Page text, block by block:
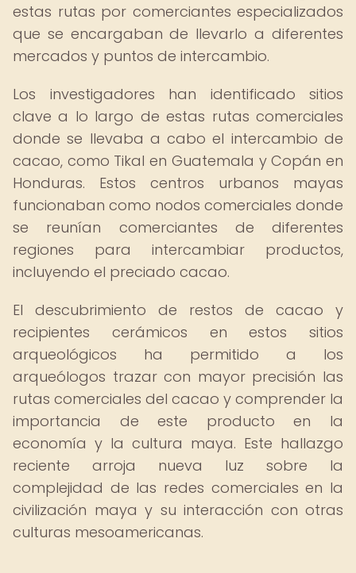
estas rutas por comerciantes especializados
que se encargaban de llevarlo a diferentes
mercados y puntos de intercambio.
Los investigadores han identificado sitios
clave a lo largo de estas rutas comerciales
donde se llevaba a cabo el intercambio de
cacao, como Tikal en Guatemala y Copán en
Honduras. Estos centros urbanos mayas
funcionaban como nodos comerciales donde
se reunían comerciantes de diferentes
regiones para intercambiar productos,
incluyendo el preciado cacao.
El descubrimiento de restos de cacao y
recipientes cerámicos en estos sitios
arqueológicos ha permitido a los
arqueólogos trazar con mayor precisión las
rutas comerciales del cacao y comprender la
importancia de este producto en la
economía y la cultura maya. Este hallazgo
reciente arroja nueva luz sobre la
complejidad de las redes comerciales en la
civilización maya y su interacción con otras
culturas mesoamericanas.